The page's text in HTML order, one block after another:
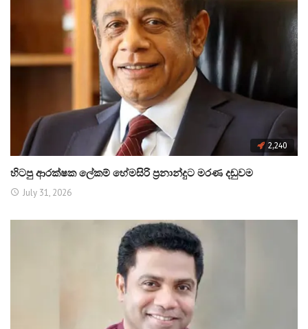
2,240
හිටපු ආරක්ෂක ලේකම් හේමසිරි ප්‍රනාන්දුට මරණ දඬුවම
July 31, 2026